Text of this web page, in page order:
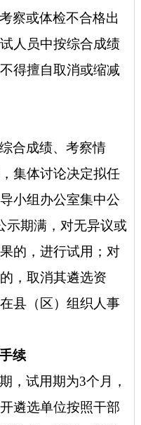
察或体检不合格出
人员中按综合成绩
得擅自取消或缩减
合成绩、考察情
集体讨论决定拟任
小组办公室集中公
示期满，对无异议或
的，进行试用；对
，取消其遴选资
县（区）组织人事
续
，试用期为3个月，
遴选单位按照干部